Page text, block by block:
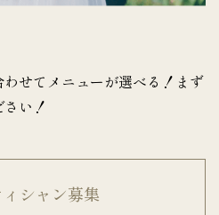
せてメニューが選べる！まず
い！
シャン募集